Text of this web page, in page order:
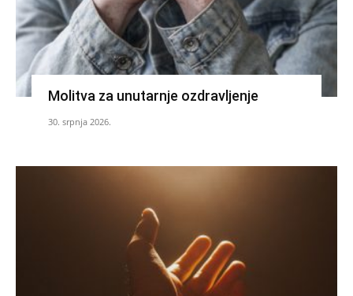
Molitva za unutarnje ozdravljenje
30. srpnja 2026.